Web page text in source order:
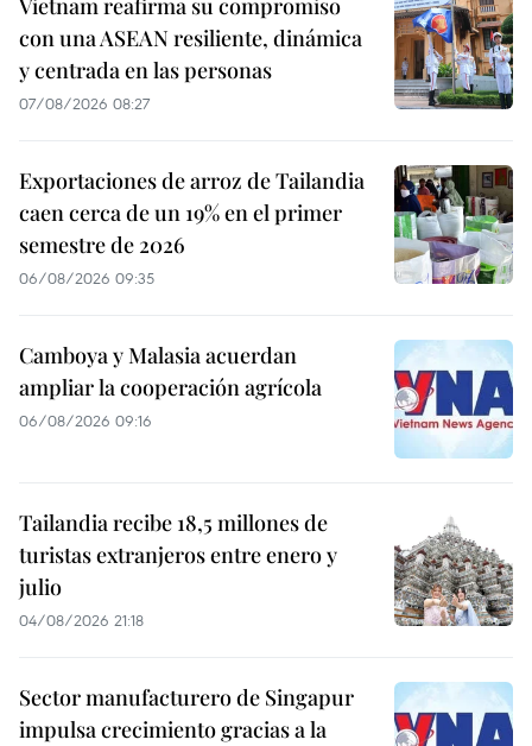
Vietnam reafirma su compromiso
con una ASEAN resiliente, dinámica
y centrada en las personas
07/08/2026 08:27
Exportaciones de arroz de Tailandia
caen cerca de un 19% en el primer
semestre de 2026
06/08/2026 09:35
Camboya y Malasia acuerdan
ampliar la cooperación agrícola
06/08/2026 09:16
Tailandia recibe 18,5 millones de
turistas extranjeros entre enero y
julio
04/08/2026 21:18
Sector manufacturero de Singapur
impulsa crecimiento gracias a la